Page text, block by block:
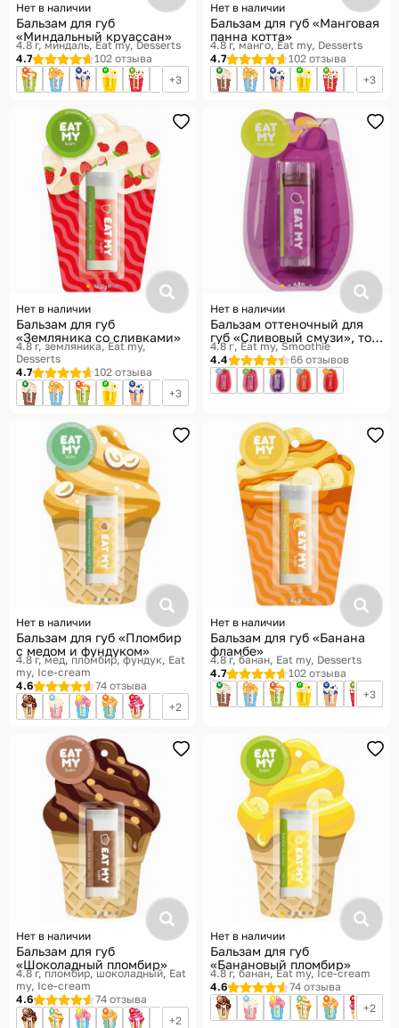
Нет в наличии
Бальзам для губ
«Миндальный круассан»
4.8 г, миндаль Eat my, Desserts
4.7
102 отзыва
3
Нет в наличии
Бальзам для губ «Манговая
панна котта»
4.8 г, манго Eat my, Desserts
4.7
102 отзыва
3
Нет в наличии
Бальзам для губ
«Земляника со сливками»
4.8 г, земляника Eat my,
Desserts
4.7
102 отзыва
3
Нет в наличии
Бальзам оттеночный для
губ «Сливовый смузи», тон
Коричнево-лиловый
4.8 г Eat my, Smoothie
4.4
66 отзывов
Нет в наличии
Бальзам для губ «Пломбир
с медом и фундуком»
4.8 г, мед, пломбир, фундук Eat
my, Ice-cream
4.6
74 отзыва
2
Нет в наличии
Бальзам для губ «Банана
фламбе»
4.8 г, банан Eat my, Desserts
4.7
102 отзыва
3
Нет в наличии
Бальзам для губ
«Шоколадный пломбир»
4.8 г, пломбир, шоколадный Eat
my, Ice-cream
4.6
74 отзыва
2
Нет в наличии
Бальзам для губ
«Банановый пломбир»
4.8 г, банан Eat my, Ice-cream
4.6
74 отзыва
2